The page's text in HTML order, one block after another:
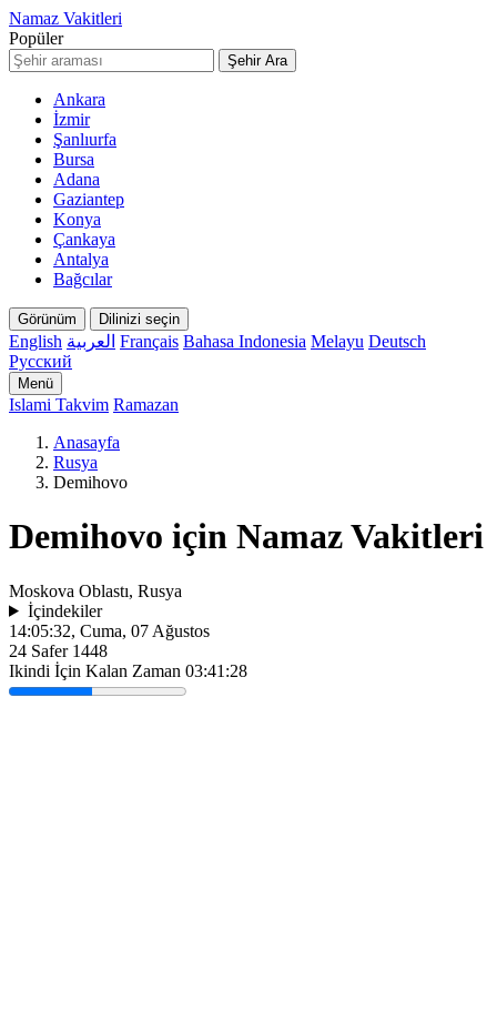
Namaz Vakitleri
Popüler
Şehir Ara
Ankara
İzmir
Şanlıurfa
Bursa
Adana
Gaziantep
Konya
Çankaya
Antalya
Bağcılar
Görünüm Dilinizi seçin
English العربية Français Bahasa Indonesia Melayu Deutsch
Русский
Menü
Islami Takvim Ramazan
Anasayfa
Rusya
Demihovo
Demihovo için Namaz Vakitleri
Moskova Oblastı, Rusya
İçindekiler
14:05:32, Cuma, 07 Ağustos
24 Safer 1448
Ikindi İçin Kalan Zaman 03:41:28